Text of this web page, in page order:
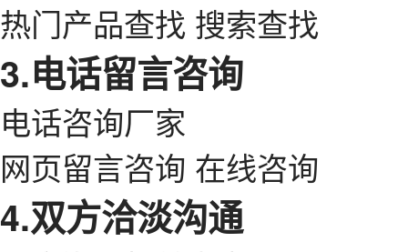
热门产品查找 搜索查找
3.电话留言咨询
电话咨询厂家
网页留言咨询 在线咨询
4.双方洽淡沟通